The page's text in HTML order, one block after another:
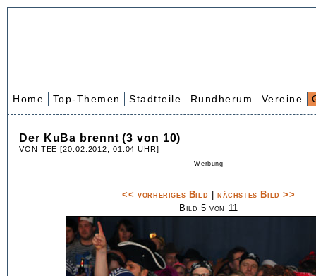
Home Top-Themen Stadtteile Rundherum Vereine
Der KuBa brennt (3 von 10)
VON TEE [20.02.2012, 01.04 UHR]
Werbung
<< vorheriges Bild
nächstes Bild >>
Bild 5 von 11